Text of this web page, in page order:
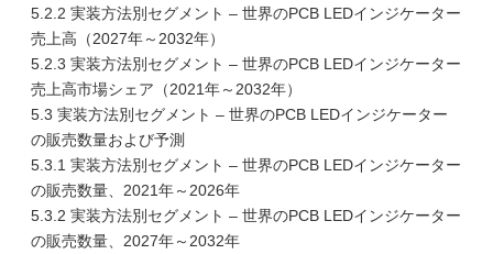
5.2.2 実装方法別セグメント – 世界のPCB LEDインジケーター
売上高（2027年～2032年）
5.2.3 実装方法別セグメント – 世界のPCB LEDインジケーター
売上高市場シェア（2021年～2032年）
5.3 実装方法別セグメント – 世界のPCB LEDインジケーター
の販売数量および予測
5.3.1 実装方法別セグメント – 世界のPCB LEDインジケーター
の販売数量、2021年～2026年
5.3.2 実装方法別セグメント – 世界のPCB LEDインジケーター
の販売数量、2027年～2032年